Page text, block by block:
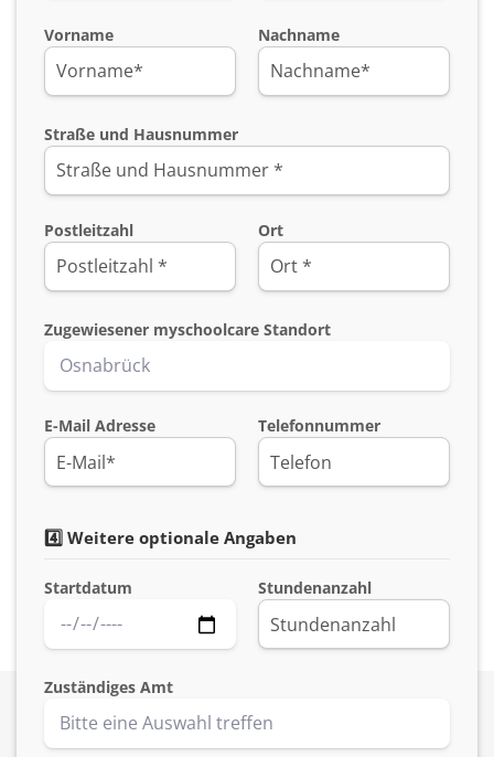
Vorname Nachname
Straße und Hausnummer
Postleitzahl Ort
Zugewiesener myschoolcare Standort
E-Mail Adresse Telefonnummer
4️⃣ Weitere optionale Angaben
Startdatum Stundenanzahl
Zuständiges Amt